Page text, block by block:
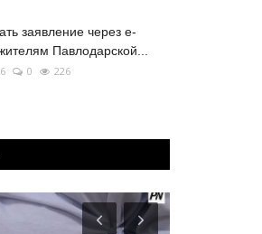
заявление через e-
Павлодарской...
0 226